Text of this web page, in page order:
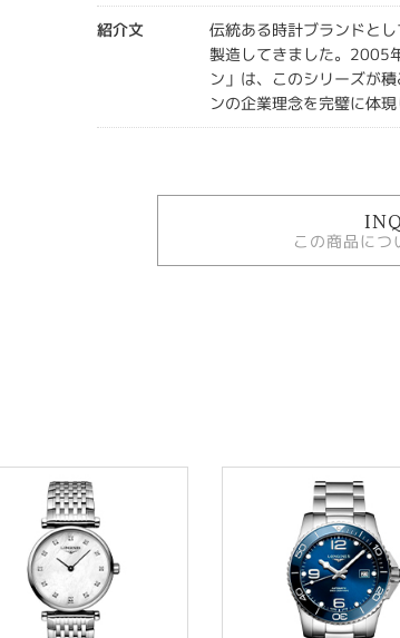
紹介文
伝統ある時計ブランドと
製造してきました。2005
ン」は、このシリーズが
ンの企業理念を完璧に体現
この商品につ